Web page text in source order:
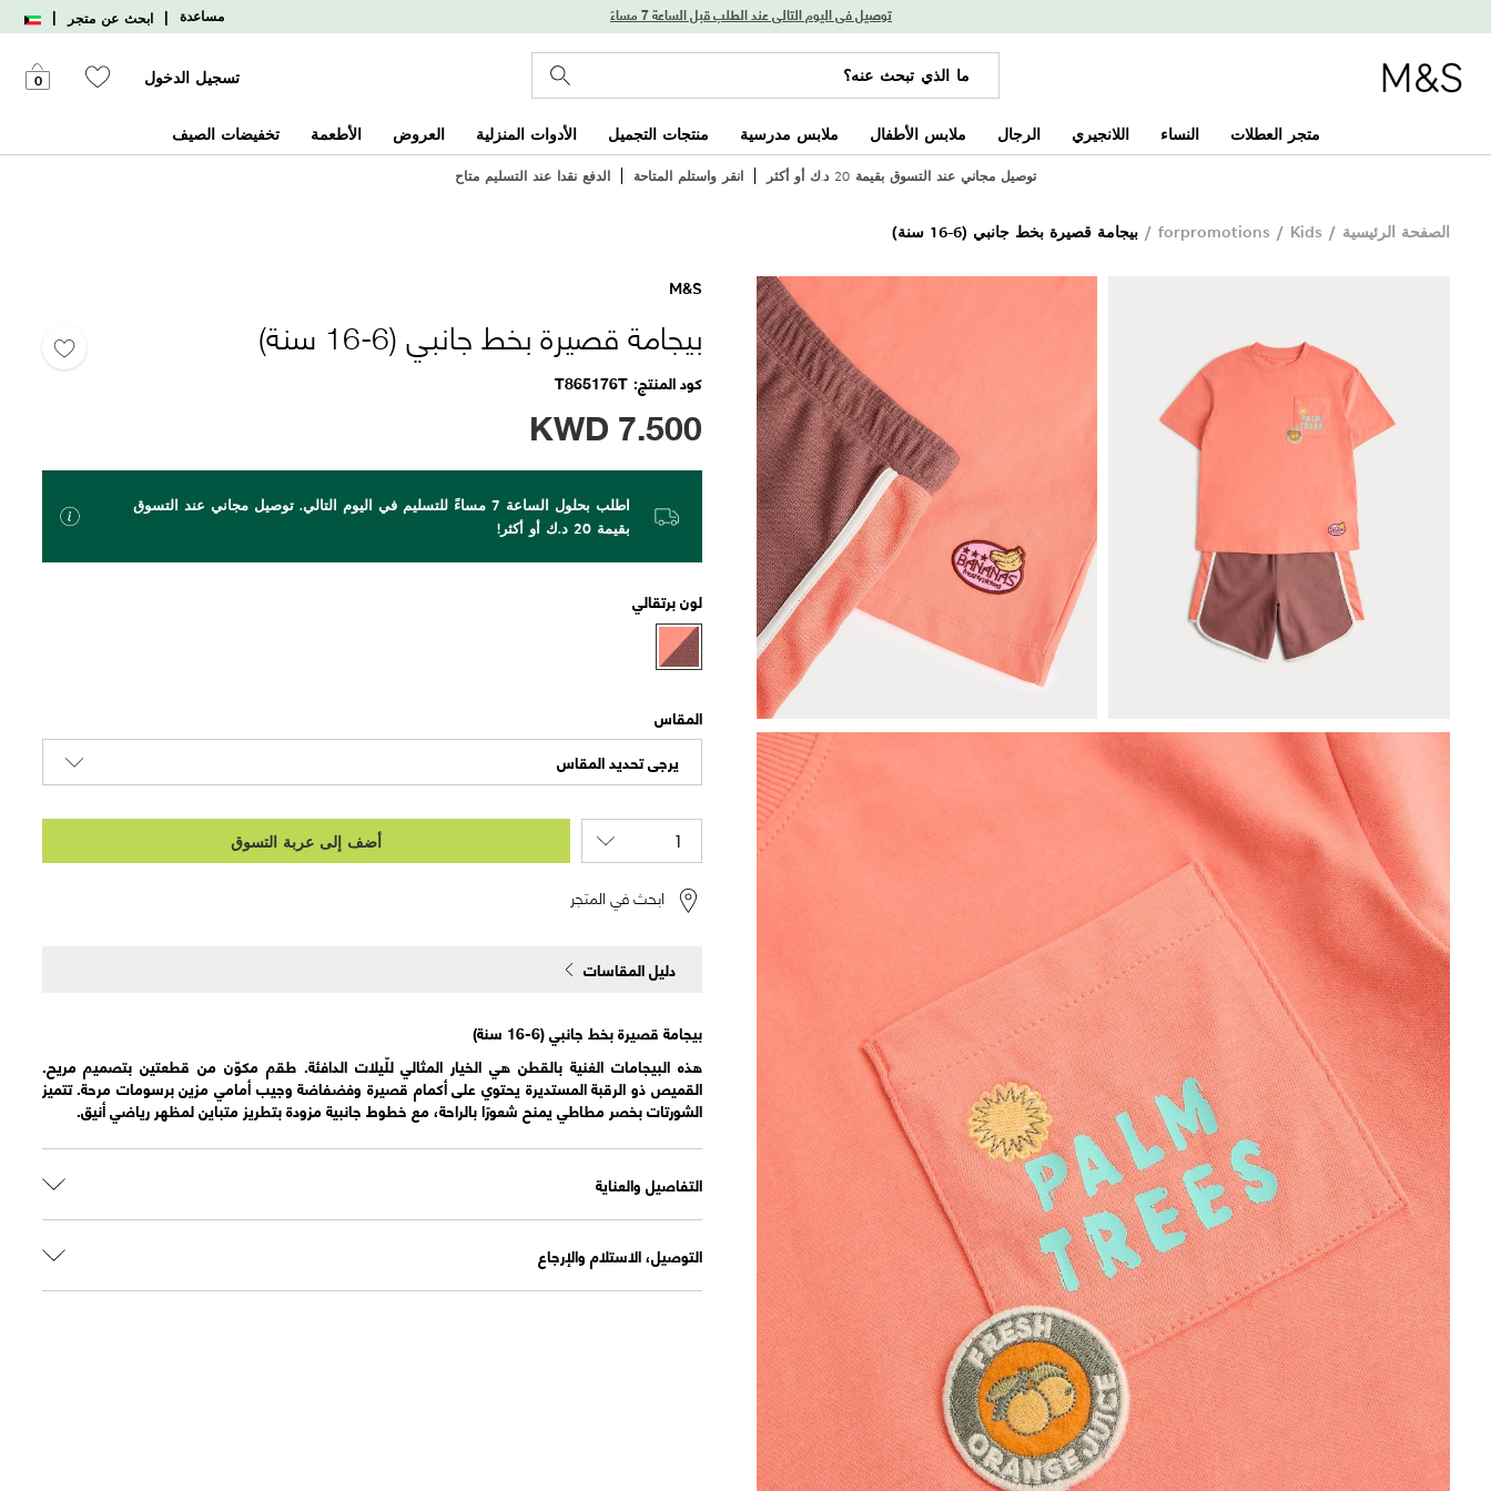
توصيل في اليوم التالي عند الطلب قبل الساعة 7 مساءً مساعدة | ابحث عن متجر |
تسجيل الدخول 0
متجر العطلات النساء اللانجيري الرجال ملابس الأطفال ملابس مدرسية منتجات التجميل الأدوات المنزلية العروض الأطعمة تخفيضات الصيف
توصيل مجاني عند التسوق بقيمة 20 د.ك أو أكثر انقر واستلم المتاحة الدفع نقدا عند التسليم متاح
الصفحة الرئيسية /
forpromotions / Kids
/ بيجامة قصيرة بخط جانبي (6-16 سنة)
M&S
بيجامة قصيرة بخط جانبي (6-16 سنة)
كود المنتج T865176T
KWD7.500
اطلب بحلول الساعة 7 مساءً للتسليم في اليوم التالي. توصيل مجاني عند التسوق
بقيمة 20 د.ك أو أكثر!
لونبرتقالي
المقاس
يرجى تحديد المقاس
أضف إلى عربة التسوق
ابحث في المتجر
دليل المقاسات
بيجامة قصيرة بخط جانبي (6-16 سنة)
هذه البيجامات الغنية بالقطن هي الخيار المثالي للّيلات الدافئة. طقم مكوّن من قطعتين بتصميم مريح.
القميص ذو الرقبة المستديرة يحتوي على أكمام قصيرة وفضفاضة وجيب أمامي مزين برسومات مرحة. تتميز
الشورتات بخصر مطاطي يمنح شعورًا بالراحة، مع خطوط جانبية مزودة بتطريز متباين لمظهر رياضي أنيق.
التفاصيل والعناية
التوصيل، الاستلام والإرجاع